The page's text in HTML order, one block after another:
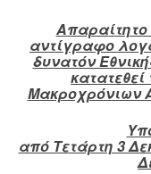
Απαραί
αντίγραφο
δυνατόν
Μακροχρόνιων
από Τετάρτη 3